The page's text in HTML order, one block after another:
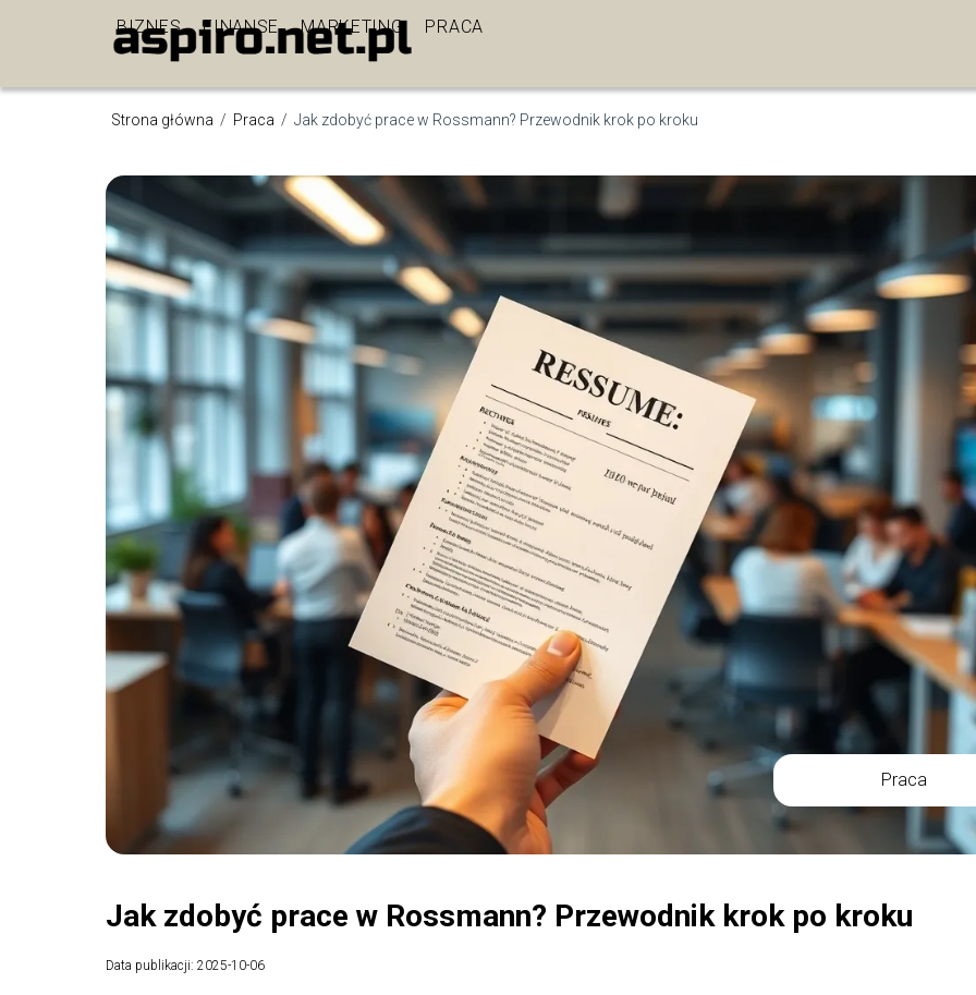
BIZNES FINANSE MARKETING PRACA
Strona główna / Praca / Jak zdobyć prace w Rossmann? Przewodnik krok po kroku
Praca
Jak zdobyć prace w Rossmann? Przewodnik krok po kroku
Data publikacji: 2025-10-06